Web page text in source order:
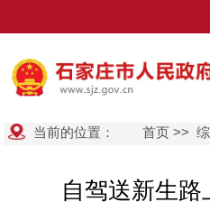
当前的位置： 首页 >>
自驾送新生